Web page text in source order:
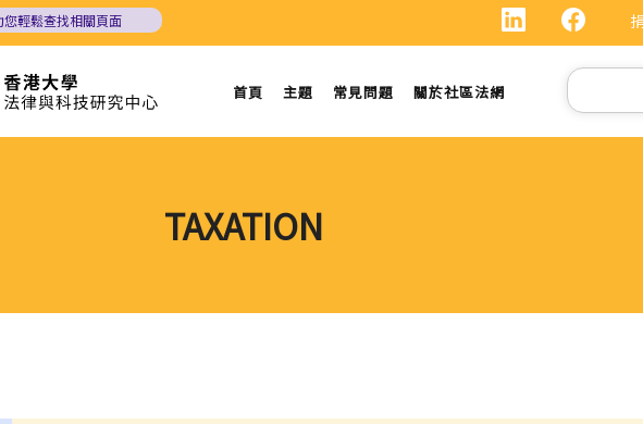
輕鬆查找相關頁面
首頁 主題 常見問題 關於社區法網
Search
TAXATION